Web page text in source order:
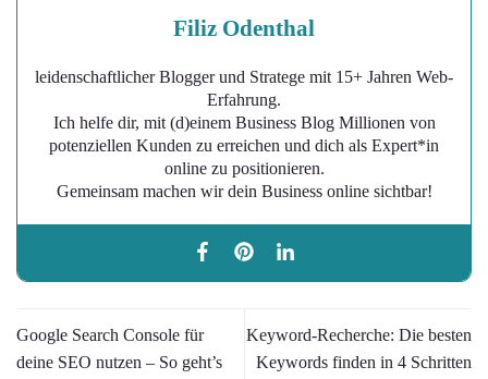
Filiz Odenthal
leidenschaftlicher Blogger und Stratege mit 15+ Jahren Web-
Erfahrung.
Ich helfe dir, mit (d)einem Business Blog Millionen von
potenziellen Kunden zu erreichen und dich als Expert*in
online zu positionieren.
Gemeinsam machen wir dein Business online sichtbar!
Google Search Console für
deine SEO nutzen – So geht’s
Keyword-Recherche: Die besten
Keywords finden in 4 Schritten